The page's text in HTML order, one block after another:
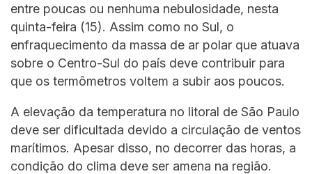
entre poucas ou nenhuma nebulosidade, nesta
quinta-feira (15). Assim como no Sul, o
enfraquecimento da massa de ar polar que atuava
sobre o Centro-Sul do país deve contribuir para
que os termômetros voltem a subir aos poucos.
A elevação da temperatura no litoral de São Paulo
deve ser dificultada devido a circulação de ventos
marítimos. Apesar disso, no decorrer das horas, a
condição do clima deve ser amena na região.